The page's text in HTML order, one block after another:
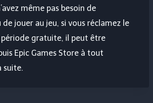
même pas besoin de
jouer au jeu, si vous réclamez le
gratuite, il peut être
Epic Games Store à tout
suite.